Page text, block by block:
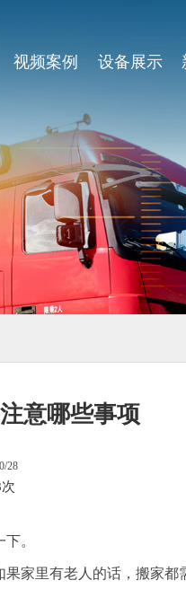
视频案例 设备展示
意哪些事项
28
。
家里有老人的话，搬家